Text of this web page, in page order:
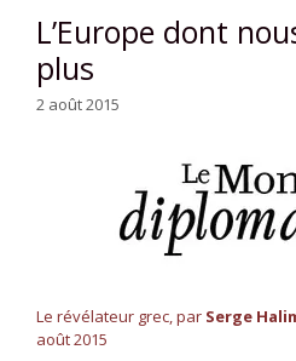
L’Europe dont
plus
2 août 2015
Le révélateur grec,par Serge
août 2015